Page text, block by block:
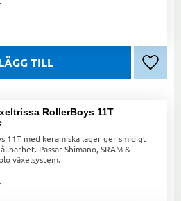
Lägg
RollerBoys 11T
11T med keramiska lager ger smidigt
Passar Shimano, SRAM &
växelsystem.